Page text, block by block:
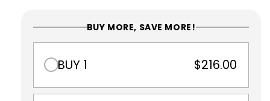
BUY MORE, SAVE MORE!
BUY 1 $216.00